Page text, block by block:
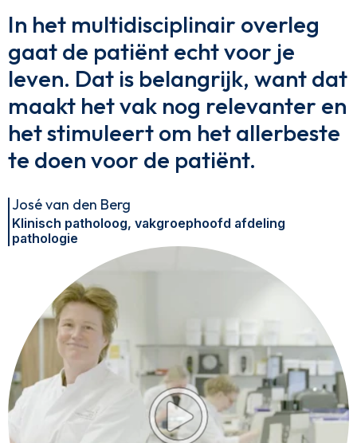
In het multidisciplinair overleg
gaat de patiënt echt voor je
leven. Dat is belangrijk, want dat
maakt het vak nog relevanter en
het stimuleert om het allerbeste
te doen voor de patiënt.
José van den Berg
Klinisch patholoog, vakgroephoofd afdeling
pathologie